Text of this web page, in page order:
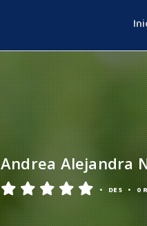
Andrea Alejandra
• DE 5 • 0